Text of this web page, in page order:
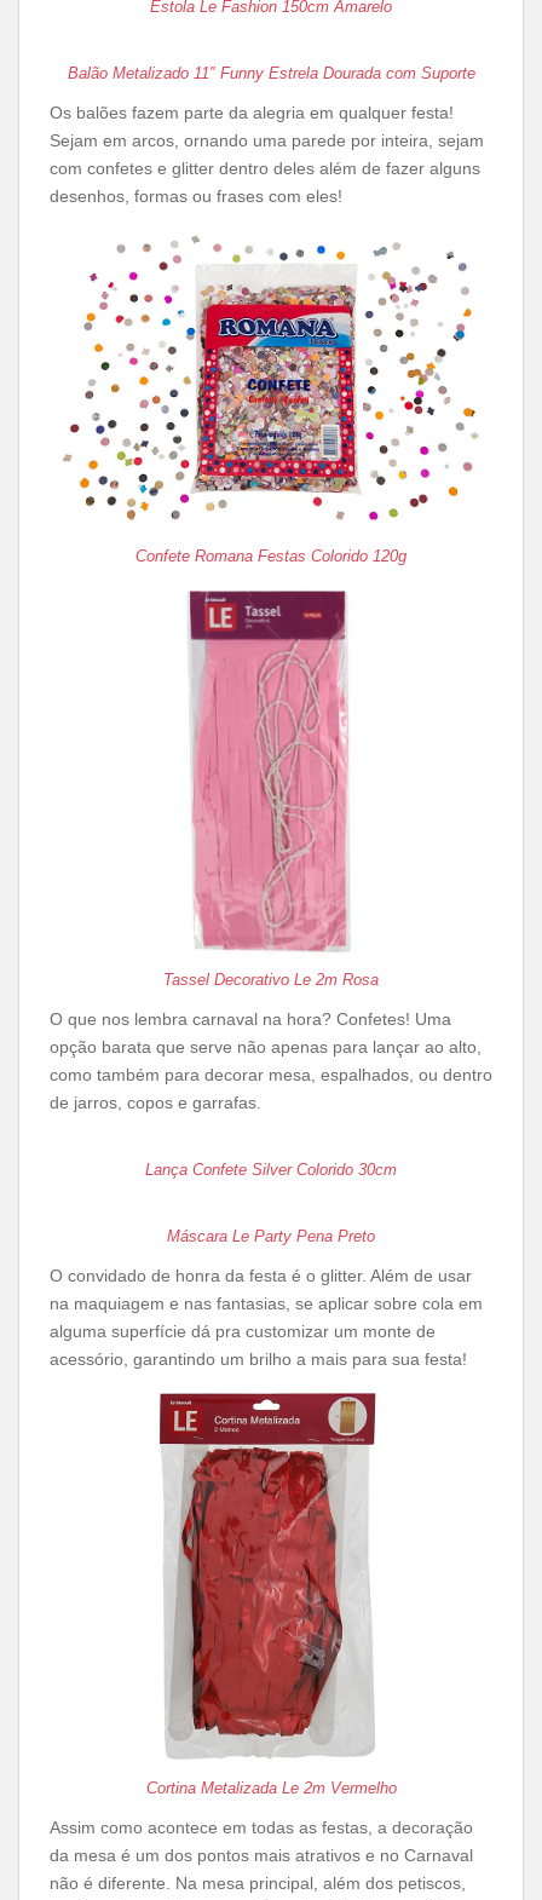
Estola Le Fashion 150cm Amarelo
Balão Metalizado 11″ Funny Estrela Dourada com Suporte
Os balões fazem parte da alegria em qualquer festa!
Sejam em arcos, ornando uma parede por inteira, sejam
com confetes e glitter dentro deles além de fazer alguns
desenhos, formas ou frases com eles!
Confete Romana Festas Colorido 120g
Tassel Decorativo Le 2m Rosa
O que nos lembra carnaval na hora? Confetes! Uma
opção barata que serve não apenas para lançar ao alto,
como também para decorar mesa, espalhados, ou dentro
de jarros, copos e garrafas.
Lança Confete Silver Colorido 30cm
Máscara Le Party Pena Preto
O convidado de honra da festa é o glitter. Além de usar
na maquiagem e nas fantasias, se aplicar sobre cola em
alguma superfície dá pra customizar um monte de
acessório, garantindo um brilho a mais para sua festa!
Cortina Metalizada Le 2m Vermelho
Assim como acontece em todas as festas, a decoração
da mesa é um dos pontos mais atrativos e no Carnaval
não é diferente. Na mesa principal, além dos petiscos,